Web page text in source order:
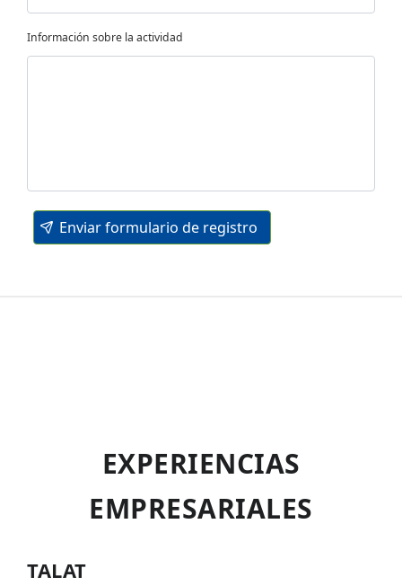
Información sobre la actividad
Enviar formulario de registro
EXPERIENCIAS
EMPRESARIALES
TALAT